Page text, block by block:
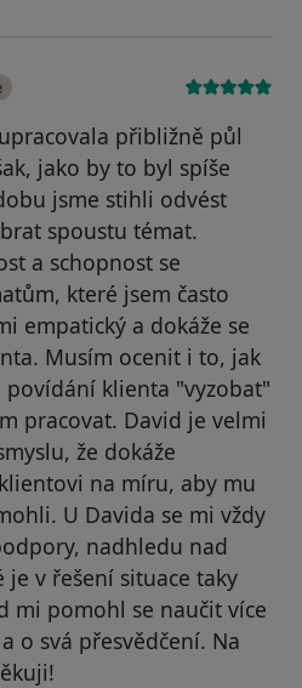
přibližně půl
jako by to byl spíše
jsme stihli odvést
spoustu témat.
a schopnost se
které jsem často
empatický a dokáže se
Musím ocenit i to, jak
povídání klienta "vyzobat"
pracovat. David je velmi
že dokáže
na míru, aby mu
U Davida se mi vždy
nadhledu nad
je v řešení situace taky
mi pomohl se naučit více
o svá přesvědčení. Na